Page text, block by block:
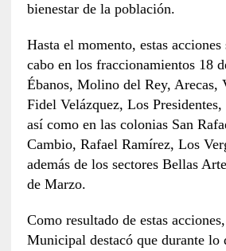
bienestar de la población.
Hasta el momento, estas
cabo en los fraccionamientos 18
Ébanos, Molino del Rey, Arecas,
Fidel Velázquez, Los
así como en las colonias San
Cambio, Rafael Ramírez, Los
además de los sectores Bellas
de Marzo.
Como resultado de estas
Municipal destacó que durante lo